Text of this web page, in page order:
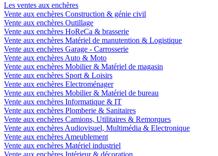
Les ventes aux enchères
Vente aux enchères Construction & génie civil
Vente aux enchères Outillage
Vente aux enchères HoReCa & brasserie
Vente aux enchères Matériel de manutention & Logistique
Vente aux enchères Garage - Carrosserie
Vente aux enchères Auto & Moto
Vente aux enchères Mobilier & Matériel de magasin
Vente aux enchères Sport & Loisirs
Vente aux enchères Electroménager
Vente aux enchères Mobilier & Matériel de bureau
Vente aux enchères Informatique & IT
Vente aux enchères Plomberie & Sanitaires
Vente aux enchères Camions, Utilitaires & Remorques
Vente aux enchères Audiovisuel, Multimédia & Electronique
Vente aux enchères Ameublement
Vente aux enchères Matériel industriel
Vente aux enchères Intérieur & décoration